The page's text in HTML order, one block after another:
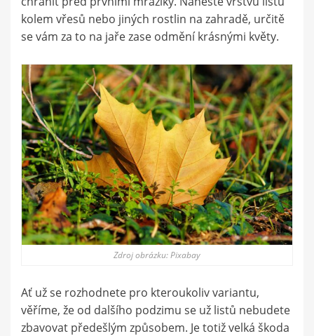
kolem vřesů nebo jiných rostlin na zahradě, určitě
se vám za to na jaře zase odmění krásnými květy.
Zdroj obrázku: Pixabay
Ať už se rozhodnete pro kteroukoliv variantu,
věříme, že od dalšího podzimu se už listů nebudete
zbavovat předešlým způsobem. Je totiž velká škoda